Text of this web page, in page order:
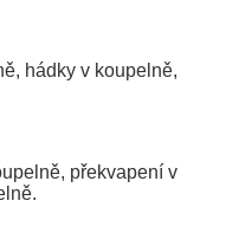
hádky v koupelně,
překvapení v